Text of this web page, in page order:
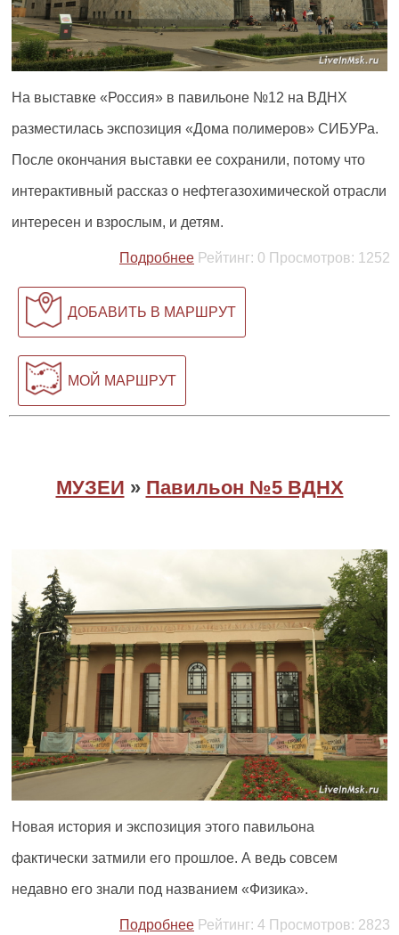
На выставке «Россия» в павильоне №12 на ВДНХ
разместилась экспозиция «Дома полимеров» СИБУРа.
После окончания выставки ее сохранили, потому что
интерактивный рассказ о нефтегазохимической отрасли
интересен и взрослым, и детям.
Подробнее Рейтинг: 0 Просмотров: 1252
ДОБАВИТЬ В МАРШРУТ
МОЙ МАРШРУТ
МУЗЕИ » Павильон №5 ВДНХ
Новая история и экспозиция этого павильона
фактически затмили его прошлое. А ведь совсем
недавно его знали под названием «Физика».
Подробнее Рейтинг: 4 Просмотров: 2823